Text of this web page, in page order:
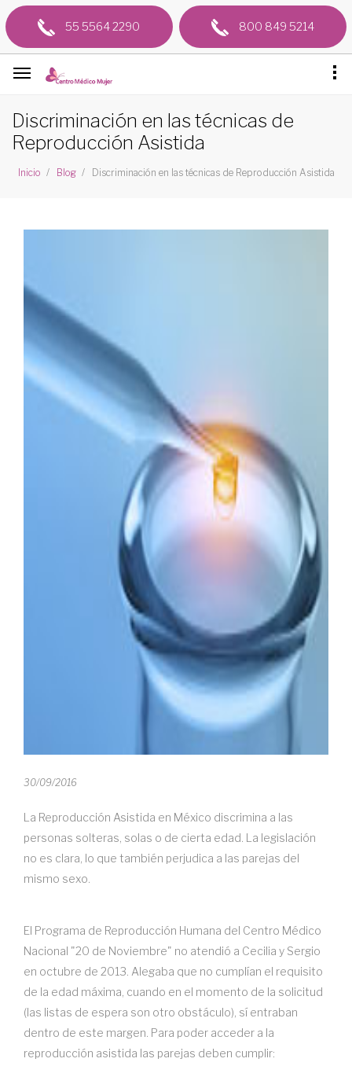
55 5564 2290 800 849 5214
Discriminación en las técnicas de
Reproducción Asistida
Inicio Blog Discriminación en las técnicas de Reproducción Asistida
30/09/2016
La Reproducción Asistida en México discrimina a las
personas solteras, solas o de cierta edad. La legislación
no es clara, lo que también perjudica a las parejas del
mismo sexo.
El Programa de Reproducción Humana del Centro Médico
Nacional "20 de Noviembre" no atendió a Cecilia y Sergio
en octubre de 2013. Alegaba que no cumplían el requisito
de la edad máxima, cuando en el momento de la solicitud
(las listas de espera son otro obstáculo), sí entraban
dentro de este margen. Para poder acceder a la
reproducción asistida las parejas deben cumplir: